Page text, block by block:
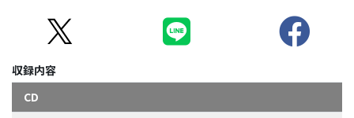
収録内容
CD